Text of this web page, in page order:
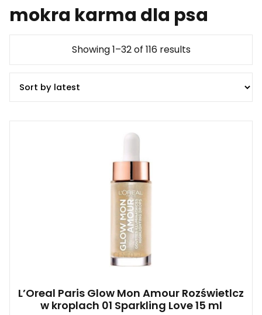
mokra karma dla psa
Showing 1–32 of 116 results
L’Oreal Paris Glow Mon Amour Rozświetlcz
w kroplach 01 Sparkling Love 15 ml